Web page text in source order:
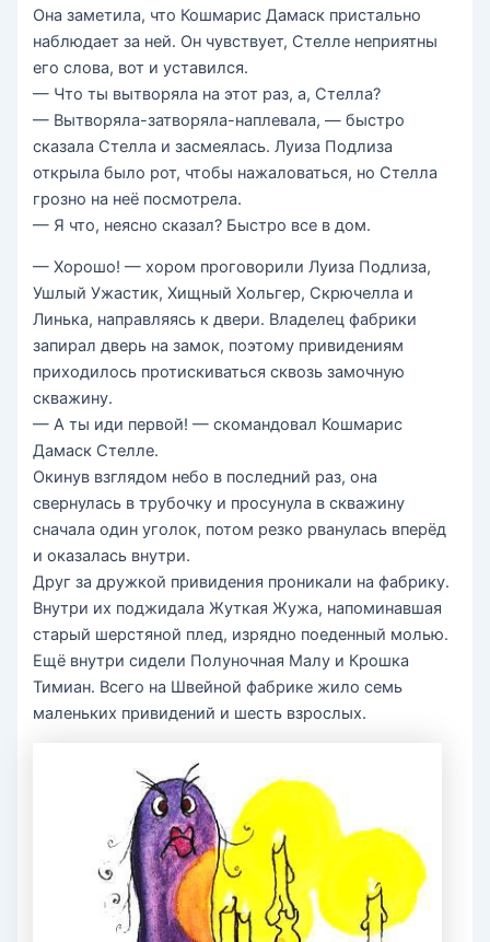
Она заметила, что Кошмарис Дамаск пристально
наблюдает за ней. Он чувствует, Стелле неприятны
его слова, вот и уставился.
— Что ты вытворяла на этот раз, а, Стелла?
— Вытворяла-затворяла-наплевала, — быстро
сказала Стелла и засмеялась. Луиза Подлиза
открыла было рот, чтобы нажаловаться, но Стелла
грозно на неё посмотрела.
— Я что, неясно сказал? Быстро все в дом.
— Хорошо! — хором проговорили Луиза Подлиза,
Ушлый Ужастик, Хищный Хольгер, Скрючелла и
Линька, направляясь к двери. Владелец фабрики
запирал дверь на замок, поэтому привидениям
приходилось протискиваться сквозь замочную
скважину.
— А ты иди первой! — скомандовал Кошмарис
Дамаск Стелле.
Окинув взглядом небо в последний раз, она
свернулась в трубочку и просунула в скважину
сначала один уголок, потом резко рванулась вперёд
и оказалась внутри.
Друг за дружкой привидения проникали на фабрику.
Внутри их поджидала Жуткая Жужа, напоминавшая
старый шерстяной плед, изрядно поеденный молью.
Ещё внутри сидели Полуночная Малу и Крошка
Тимиан. Всего на Швейной фабрике жило семь
маленьких привидений и шесть взрослых.